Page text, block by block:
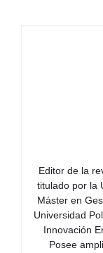
Editor de la
titulado por la
Máster en
Universidad
Innovación
Posee